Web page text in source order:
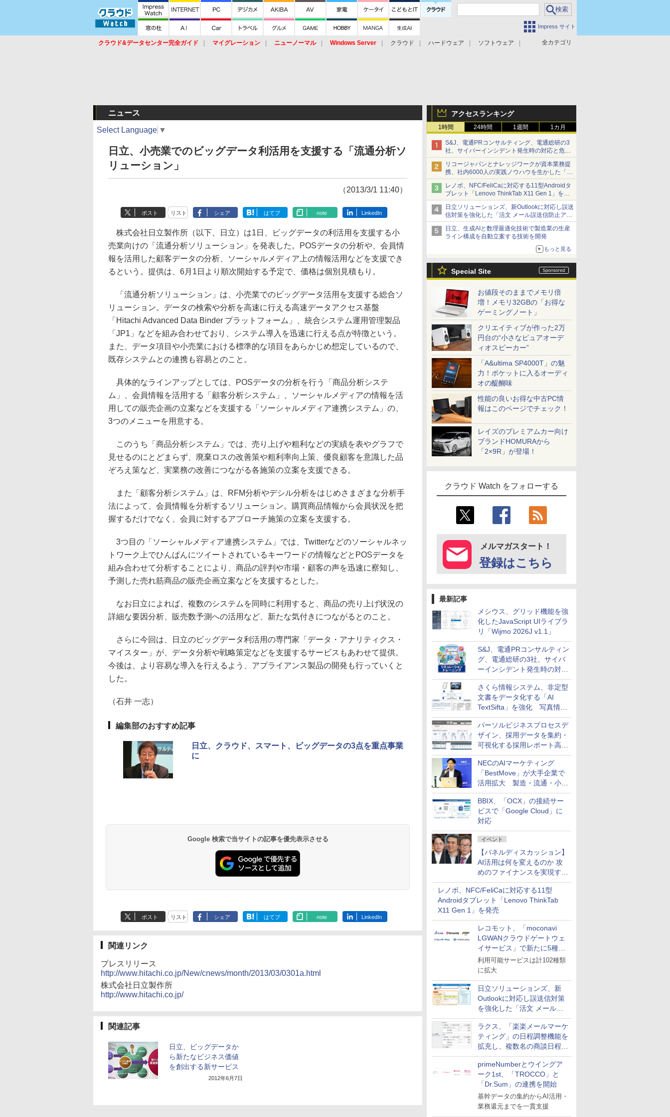
Impress サイト
全カテゴリ
クラウド&データセンター完全ガイド マイグレーション ニューノーマル Windows Server クラウド ハードウェア
ソフトウェア
アクセスランキング
1時間 24時間 1週間 1カ月
S&J、電通PRコンサルティング、電通総研の3
社、サイバーインシデント発生時の対応と危機
管理広報を一体的に訓練するプログラムを提供
リコージャパンとナレッジワークが資本業務提
携、社内6000人の実践ノウハウを生かした「AI
商談記録 for RICOH」を展開へ
レノボ、NFC/FeliCaに対応する11型Androidタ
ブレット「Lenovo ThinkTab X11 Gen 1」を発
売
日立ソリューションズ、新Outlookに対応し誤送
信対策を強化した「活文 メール誤送信防止アド
インサービス」を提供
日立、生成AIと数理最適化技術で製造業の生産
ライン構成を自動立案する技術を開発
もっと見る
Special Site
お値段そのままでメモリ倍
増！メモリ32GBの「お得な
ゲーミングノート」
クリエイティブが作った2万
円台の“小さなピュアオーデ
ィオスピーカー”
「A&ultima SP4000T」の魅
力！ポケットに入るオーディ
オの醍醐味
性能の良いお得な中古PC情
報はこのページでチェック！
レイズのプレミアムカー向け
ブランドHOMURAから
「2×9R」が登場！
クラウド Watch をフォローする
メルマガスタート！
登録はこちら
最新記事
メシウス、グリッド機能を強
化したJavaScript UIライブラ
リ「Wijmo 2026J v1.1」
S&J、電通PRコンサルティン
グ、電通総研の3社、サイバ
ーインシデント発生時の対応
と危機管理広報を一体的に訓
練するプログラムを提供
さくら情報システム、非定型
文書をデータ化する「AI
TextSifta」を強化 写真情報
のデータ化などに対応
パーソルビジネスプロセスデ
ザイン、採用データを集約・
可視化する採用レポート高速
化サービスを提供
NECのAIマーケティング
「BestMove」が大手企業で
活用拡大 製造・流通・小売
企業・広告代理店などが実装
フェーズへ
BBIX、「OCX」の接続サー
ビスで「Google Cloud」に
対応
イベント
【パネルディスカッション】
AI活用は何を変えるのか 攻
めのファイナンスを実現する
業務設計とマインドセット変
革
レノボ、NFC/FeliCaに対応する11型
Androidタブレット「Lenovo ThinkTab
X11 Gen 1」を発売
レコモット、「moconavi
LGWANクラウドゲートウェ
イサービス」で新たに5種類
のサービスと連携開始
利用可能サービスは計102種類
に拡大
日立ソリューションズ、新
Outlookに対応し誤送信対策
を強化した「活文 メール誤
送信防止アドインサービス」
を提供
ラクス、「楽楽メールマーケ
ティング」の日程調整機能を
拡充し、複数名の商談日程調
整を効率化
primeNumberとウイングア
ーク1st、「TROCCO」と
「Dr.Sum」の連携を開始
基幹データの集約からAI活用・
業務還元までを一貫支援
ニュース
Select Language ▼
日立、小売業でのビッグデータ利活用を支援する「流通分析ソ
リューション」
（2013/3/1 11:40）
ポスト リスト シェア はてブ note LinkedIn
株式会社日立製作所（以下、日立）は1日、ビッグデータの利活用を支援する小
売業向けの「流通分析ソリューション」を発表した。POSデータの分析や、会員情
報を活用した顧客データの分析、ソーシャルメディア上の情報活用などを支援でき
るという。提供は、6月1日より順次開始する予定で、価格は個別見積もり。
「流通分析ソリューション」は、小売業でのビッグデータ活用を支援する総合ソ
リューション。データの検索や分析を高速に行える高速データアクセス基盤
「Hitachi Advanced Data Binder プラットフォーム」、統合システム運用管理製品
「JP1」などを組み合わせており、システム導入を迅速に行える点が特徴という。
また、データ項目や小売業における標準的な項目をあらかじめ想定しているので、
既存システムとの連携も容易とのこと。
具体的なラインアップとしては、POSデータの分析を行う「商品分析システ
ム」、会員情報を活用する「顧客分析システム」、ソーシャルメディアの情報を活
用しての販売企画の立案などを支援する「ソーシャルメディア連携システム」の、
3つのメニューを用意する。
このうち「商品分析システム」では、売り上げや粗利などの実績を表やグラフで
見せるのにとどまらず、廃棄ロスの改善策や粗利率向上策、優良顧客を意識した品
ぞろえ策など、実業務の改善につながる各施策の立案を支援できる。
また「顧客分析システム」は、RFM分析やデシル分析をはじめさまざまな分析手
法によって、会員情報を分析するソリューション。購買商品情報から会員状況を把
握するだけでなく、会員に対するアプローチ施策の立案を支援する。
3つ目の「ソーシャルメディア連携システム」では、Twitterなどのソーシャルネッ
トワーク上でひんぱんにツイートされているキーワードの情報などとPOSデータを
組み合わせて分析することにより、商品の評判や市場・顧客の声を迅速に察知し、
予測した売れ筋商品の販売企画立案などを支援するとした。
なお日立によれば、複数のシステムを同時に利用すると、商品の売り上げ状況の
詳細な要因分析、販売数予測への活用など、新たな気付きにつながるとのこと。
さらに今回は、日立のビッグデータ利活用の専門家「データ・アナリティクス・
マイスター」が、データ分析や戦略策定などを支援するサービスもあわせて提供。
今後は、より容易な導入を行えるよう、アプライアンス製品の開発も行っていくと
した。
（石井 一志）
編集部のおすすめ記事
日立、クラウド、スマート、ビッグデータの3点を重点事業
に
Google 検索で当サイトの記事を優先表示させる
ポスト リスト シェア はてブ note LinkedIn
関連リンク
プレスリリース
http://www.hitachi.co.jp/New/cnews/month/2013/03/0301a.html
株式会社日立製作所
http://www.hitachi.co.jp/
関連記事
日立、ビッグデータか
ら新たなビジネス価値
を創出する新サービス
2012年6月7日